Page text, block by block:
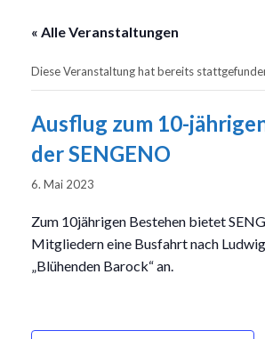
« Alle Veranstaltungen
Diese Veranstaltung hat bereits
Ausflug zum 10-
der SENGENO
6. Mai 2023
Zum 10jährigen Bestehen bietet
Mitgliedern eine Busfahrt nach
„Blühenden Barock“ an.